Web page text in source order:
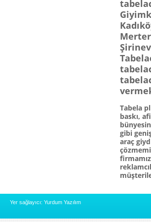
Tabela
baskı,
gibi
araç
Yer sağlayıcı: Yurdum Yazılım